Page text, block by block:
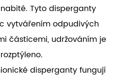
Tyto disperganty
vytvářením odpudivých
částicemi, udržováním je
disperganty fungují